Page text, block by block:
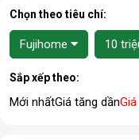
Chọn theo tiêu chí:
Fujihome 10
Sắp xếp theo:
Mới nhấtGiá tăng dần